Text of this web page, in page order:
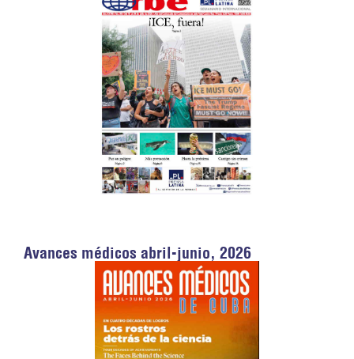
Avances médicos abril-junio, 2026